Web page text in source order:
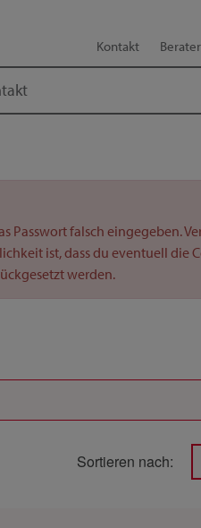
Kontakt
falsch eingegeben.
ist, dass du eventuell die
werden.
Sortieren nach: